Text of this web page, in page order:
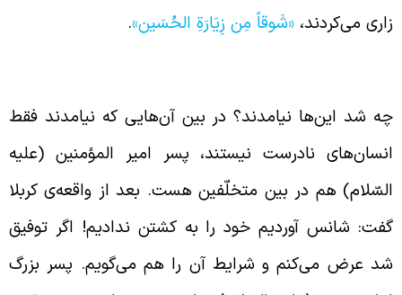
می‌کردند،«شَوقاً مِن زِیَارَةِ الحُسَین».
شد این‌ها نیامدند؟ در بین آن‌هایی که نیامدند فقط
نادرست نیستند، پسر امیر المؤمنین (علیه
هم در بین متخلّفین هست. بعد از واقعه‌ی کربلا
شانس آوردیم خود را به کشتن ندادیم! اگر توفیق
عرض می‌کنم و شرایط آن را هم می‌گویم. پسر بزرگ